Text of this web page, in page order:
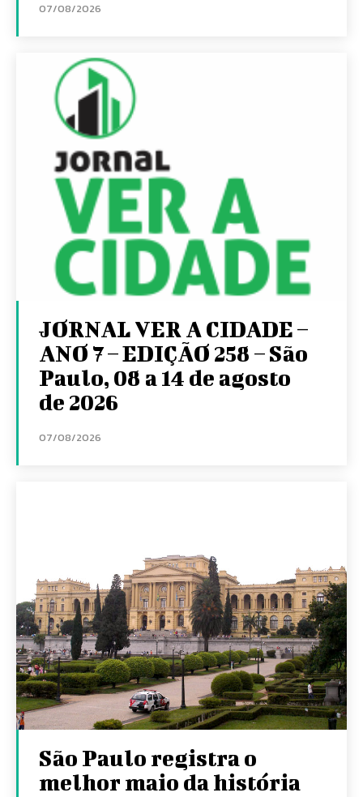
07/08/2026
JORNAL VER A CIDADE –
ANO 7 – EDIÇÃO 258 – São
Paulo, 08 a 14 de agosto
de 2026
07/08/2026
São Paulo registra o
melhor maio da história